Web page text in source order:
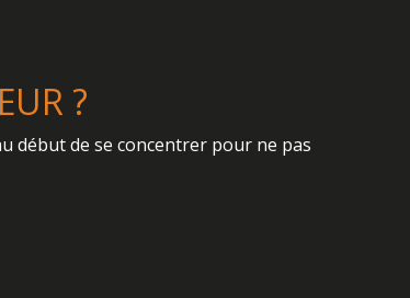
?
début de se concentrer pour ne pas